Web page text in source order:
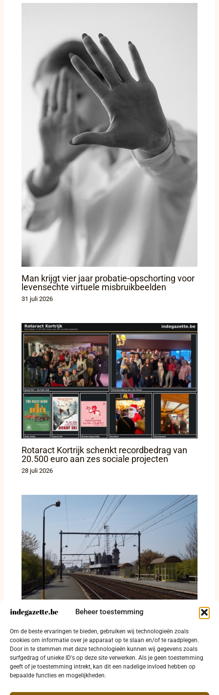
Beheer toestemming
Om de beste ervaringen te bieden, gebruiken wij technologieën zoals
cookies om informatie over je apparaat op te slaan en/of te raadplegen.
Door in te stemmen met deze technologieën kunnen wij gegevens zoals
surfgedrag of unieke ID's op deze site verwerken. Als je geen toestemming
geeft of je toestemming intrekt, kan dit een nadelige invloed hebben op
bepaalde functies en mogelijkheden.
Man krijgt vier jaar probatie-opschorting voor
levensechte virtuele misbruikbeelden
31 juli 2026
Rotaract Kortrijk schenkt recordbedrag van
20.500 euro aan zes sociale projecten
28 juli 2026
Drie jaar Hoppin: 286 pagina’s over
verdwenen haltes, gemiste bussen en lopen
langs de N43
8 juli 2026